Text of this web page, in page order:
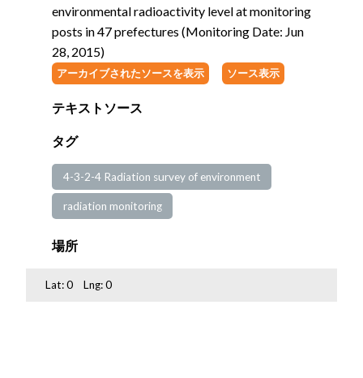
サインイン
environmental radioactivity level at monitoring
posts in 47 prefectures (Monitoring Date: Jun
28, 2015)
アーカイブされたソースを表示 ソース表示
テキストソース
タグ
4-3-2-4 Radiation survey of environment
radiation monitoring
場所
Lat:0 Lng:0